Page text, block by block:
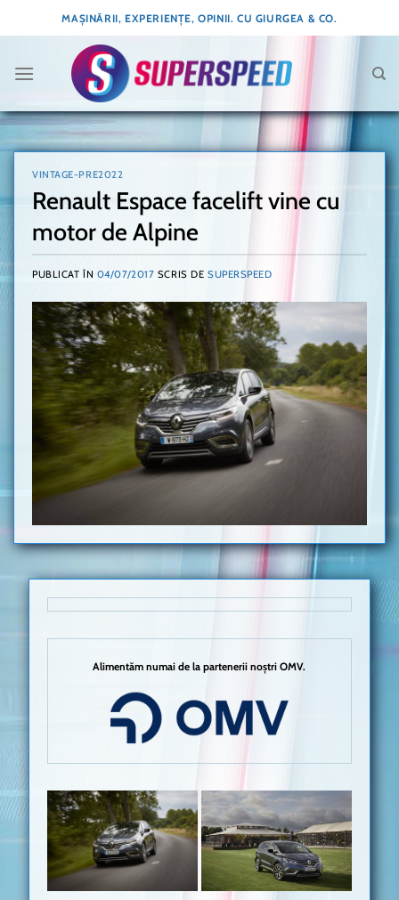
to
MAȘINĂRII, EXPERIENȚE, OPINII. CU GIURGEA & CO.
VINTAGE-PRE2022
Renault Espace facelift vine cu
motor de Alpine
PUBLICAT ÎN 04/07/2017 SCRIS DE SUPERSPEED
Alimentăm numai de la partenerii noștri OMV.